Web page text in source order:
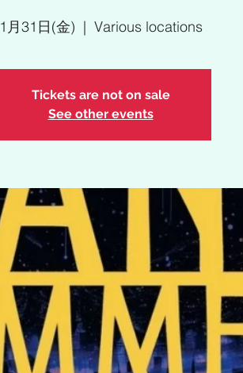
1月31日(金)
  |
Various locations
Tickets are not on sale
See other events